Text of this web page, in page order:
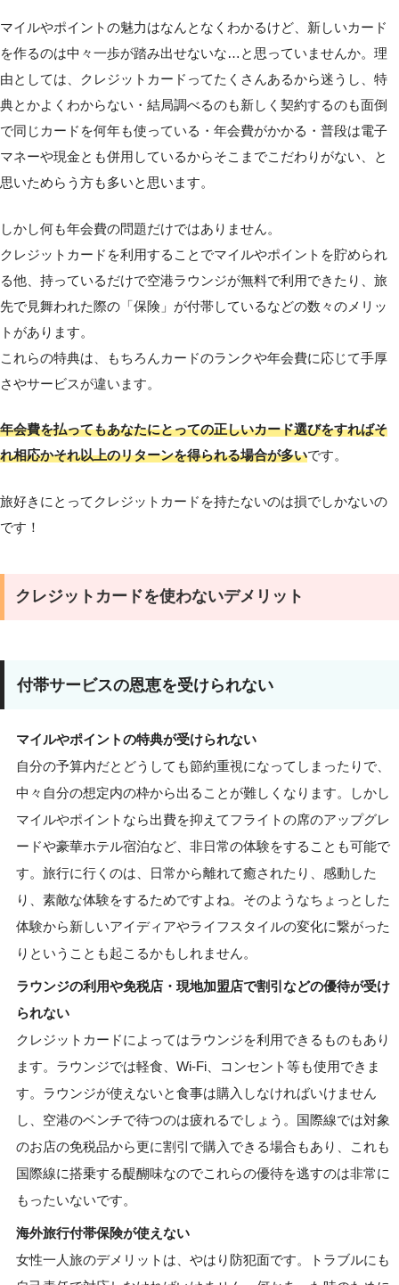
マイルやポイントの魅力はなんとなくわかるけど、新しいカード
を作るのは中々一歩が踏み出せないな…と思っていませんか。理
由としては、クレジットカードってたくさんあるから迷うし、特
典とかよくわからない・結局調べるのも新しく契約するのも面倒
で同じカードを何年も使っている・年会費がかかる・普段は電子
マネーや現金とも併用しているからそこまでこだわりがない、と
思いためらう方も多いと思います。
しかし何も年会費の問題だけではありません。
クレジットカードを利用することでマイルやポイントを貯められ
る他、持っているだけで空港ラウンジが無料で利用できたり、旅
先で見舞われた際の「保険」が付帯しているなどの数々のメリッ
トがあります。
これらの特典は、もちろんカードのランクや年会費に応じて手厚
さやサービスが違います。
年会費を払ってもあなたにとっての正しいカード選びをすればそ
れ相応かそれ以上のリターンを得られる場合が多いです。
旅好きにとってクレジットカードを持たないのは損でしかないの
です！
クレジットカードを使わないデメリット
付帯サービスの恩恵を受けられない
マイルやポイントの特典が受けられない
自分の予算内だとどうしても節約重視になってしまったりで、
中々自分の想定内の枠から出ることが難しくなります。しかし
マイルやポイントなら出費を抑えてフライトの席のアップグレ
ードや豪華ホテル宿泊など、非日常の体験をすることも可能で
す。旅行に行くのは、日常から離れて癒されたり、感動した
り、素敵な体験をするためですよね。そのようなちょっとした
体験から新しいアイディアやライフスタイルの変化に繋がった
りということも起こるかもしれません。
ラウンジの利用や免税店・現地加盟店で割引などの優待が受け
られない
クレジットカードによってはラウンジを利用できるものもあり
ます。ラウンジでは軽食、Wi-Fi、コンセント等も使用できま
す。ラウンジが使えないと食事は購入しなければいけません
し、空港のベンチで待つのは疲れるでしょう。国際線では対象
のお店の免税品から更に割引で購入できる場合もあり、これも
国際線に搭乗する醍醐味なのでこれらの優待を逃すのは非常に
もったいないです。
海外旅行付帯保険が使えない
女性一人旅のデメリットは、やはり防犯面です。トラブルにも